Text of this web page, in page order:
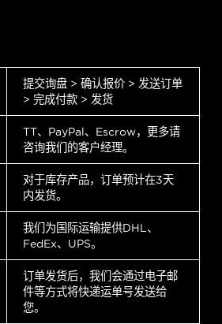
提交询盘 > 确认报价 > 发送订单
> 完成付款 > 发货
TT、PayPal、Escrow，更多请
咨询我们的客户经理。
对于库存产品，订单预计在3天
内发货。
我们为国际运输提供DHL、
FedEx、UPS。
订单发货后，我们会通过电子邮
件等方式将快递运单号发送给
您。